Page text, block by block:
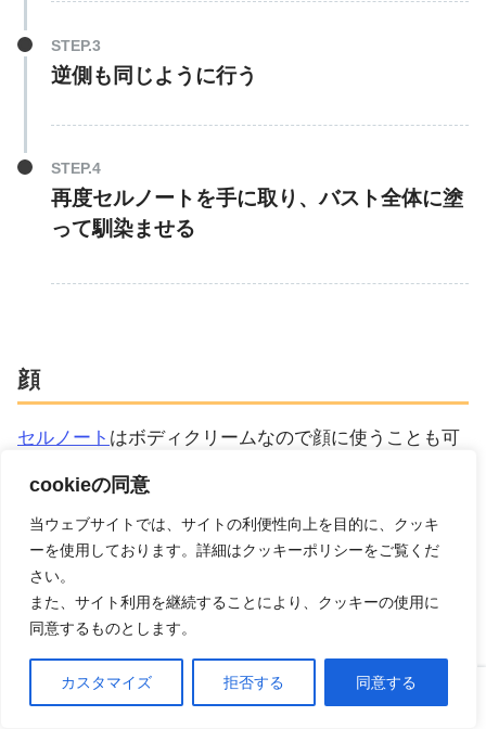
cookieの同意
当ウェブサイトでは、サイトの利便性向上を目的に、クッキ
ーを使用しております。詳細はクッキーポリシーをご覧くだ
さい。
また、サイト利用を継続することにより、クッキーの使用に
同意するものとします。
カスタマイズ 拒否する 同意する
逆側も同じように行う
再度セルノートを手に取り、バスト全体に塗
って馴染ませる
顔
セルノート はボディクリームなので顔に使うことも可
能ですが、脂肪のボリュームを増やすボルフィリンが
脇
セルノート を塗る時は脇や背中から余分なお肉をバス